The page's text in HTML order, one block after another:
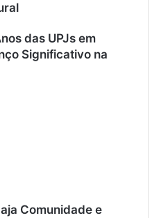
das UPJs em
Significativo na
Comunidade e